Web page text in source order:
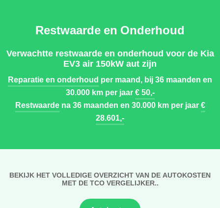
Restwaarde en Onderhoud
Verwachtte restwaarde en onderhoud voor de Kia
EV3 air 150kW aut zijn
Reparatie en onderhoud per maand, bij 36 maanden en
30.000 km per jaar€ 50,-
Restwaardena 36 maanden en 30.000 km per jaar€
28.601,-
BEKIJK HET VOLLEDIGE OVERZICHT VAN DE AUTOKOSTEN
MET DE TCO VERGELIJKER..